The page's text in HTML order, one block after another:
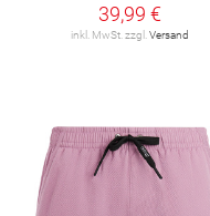
39,99 €
inkl. MwSt. zzgl.Versand